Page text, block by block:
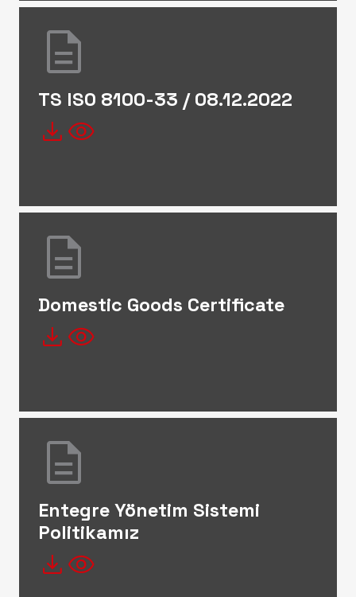
description
TS ISO 8100-33 / 08.12.2022
file_downloadvisibility
description
Domestic Goods Certificate
file_downloadvisibility
description
Entegre Yönetim Sistemi
Politikamız
file_downloadvisibility